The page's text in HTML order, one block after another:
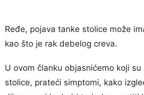
Ređe, pojava tanke stolice može
kao što je rak debelog creva.
U ovom članku objasnićemo koji su
stolice, prateći simptomi, kako